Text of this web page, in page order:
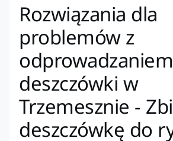
Rozwiązania dla
problemów z
odprowadzaniem
deszczówki w
Trzemesznie -
deszczówkę do